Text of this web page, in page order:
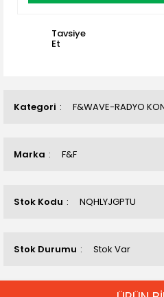
Kategori F&WAVE-RADYO
Marka F&F
Stok Kodu NQHLYJGPTU
Stok Durumu Stok Var
Tavsiye
Et